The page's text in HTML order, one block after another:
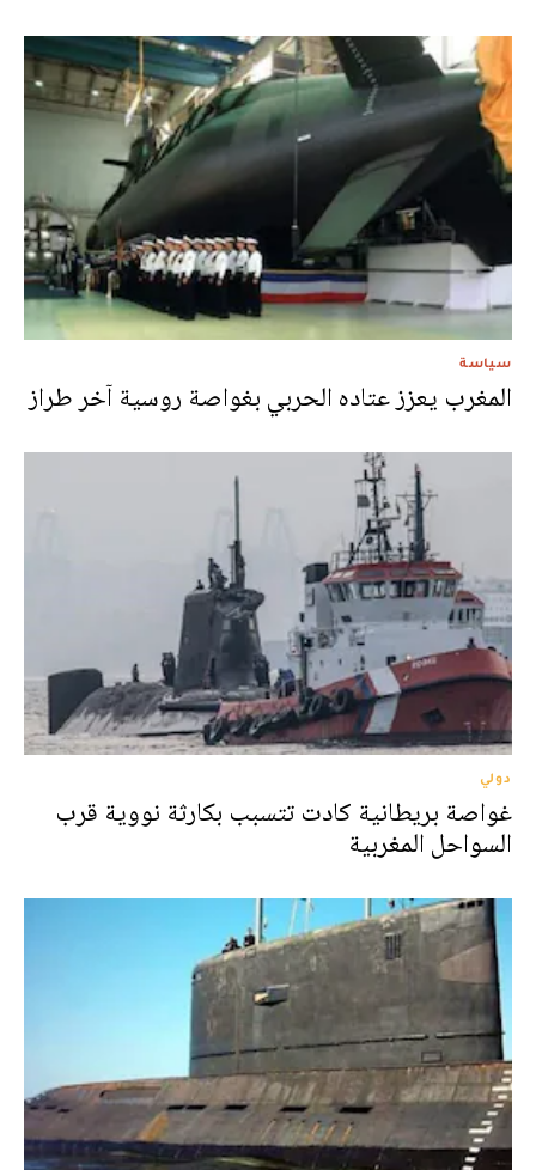
سياسة
المغرب يعزز عتاده الحربي بغواصة روسية آخر طراز
دولي
غواصة بريطانية كادت تتسبب بكارثة نووية قرب
السواحل المغربية